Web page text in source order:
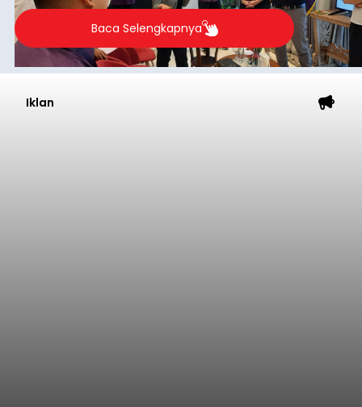
Baca Selengkapnya
Iklan